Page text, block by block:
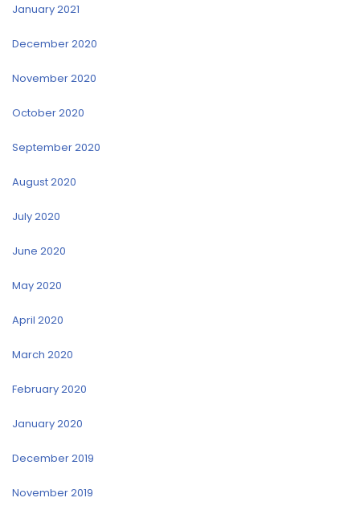
January 2021
December 2020
November 2020
October 2020
September 2020
August 2020
July 2020
June 2020
May 2020
April 2020
March 2020
February 2020
January 2020
December 2019
November 2019